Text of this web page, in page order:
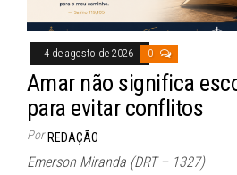
4 de agosto de 2026 0
Amar não significa
para evitar conflitos
Por REDAÇÃO
Emerson Miranda (DRT – 1327)